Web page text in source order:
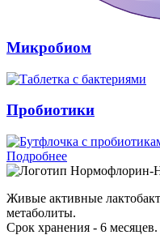
Микробиом
Пробиотики
Подробнее
Живые активные
метаболиты.
Срок хранения - 6 месяцев.